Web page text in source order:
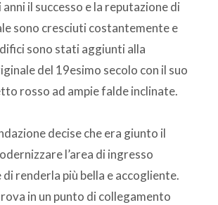
il successo e la reputazione di
sono cresciuti costantemente e
sono stati aggiunti alla
del 19esimo secolo con il suo
rosso ad ampie falde inclinate.
decise che era giunto il
l’area di ingresso
di renderla più bella e accogliente.
in un punto di collegamento